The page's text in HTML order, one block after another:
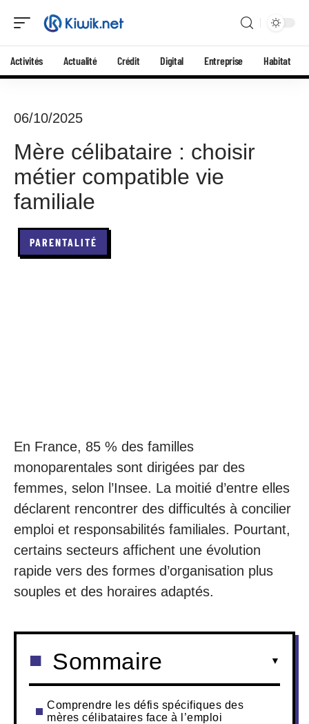
Activités Actualité Crédit Digital Entreprise Habitat
06/10/2025
Mère célibataire : choisir
métier compatible vie
familiale
PARENTALITÉ
En France, 85 % des familles
monoparentales sont dirigées par des
femmes, selon l’Insee. La moitié d’entre elles
déclarent rencontrer des difficultés à concilier
emploi et responsabilités familiales. Pourtant,
certains secteurs affichent une évolution
rapide vers des formes d’organisation plus
souples et des horaires adaptés.
Sommaire
Comprendre les défis spécifiques des
mères célibataires face à l’emploi